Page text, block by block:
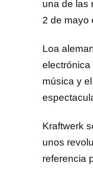
una de las
2 de mayo
Loa
música y
Kraftwerk
unos
referencia